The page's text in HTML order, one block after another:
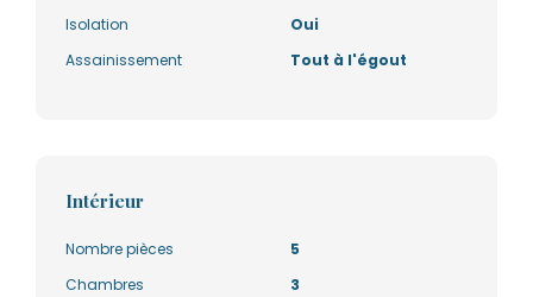
Isolation
Oui
Assainissement
Tout à l'égout
Intérieur
Nombre pièces
5
Chambres
3